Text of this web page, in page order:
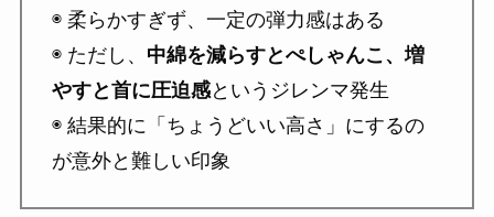
◉ 柔らかすぎず、一定の弾力感はある
◉ ただし、 中綿を減らすとぺしゃんこ、増
やすと首に圧迫感というジレンマ発生
◉ 結果的に「ちょうどいい高さ」にするの
が意外と難しい印象